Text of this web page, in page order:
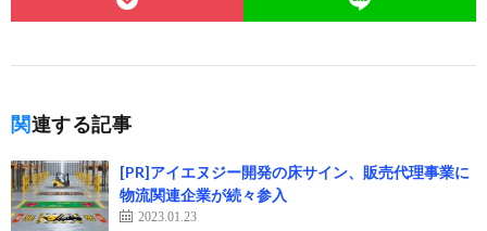
関連する記事
[PR]アイエヌジー開発の床サイン、販売代理事業に
物流関連企業が続々参入
2023.01.23